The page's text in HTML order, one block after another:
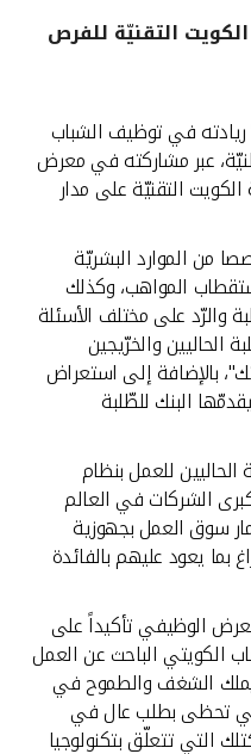
التقنيّة للفرص
ريادته في توظيف الشباب
عبر مشاركته في معرض
التقنيّة على مدار
من الموارد البشريّة
المواهب، وكذلك
والرّد على مختلف الأسئلة
الحاليين والخرّيجين
بالإضافة إلى استعراض
البنك للطّلبة
للعمل بنظام
الشركات في العالم
سوق العمل بجهوزية
بما يعود عليهم بالفائدة
الوظيفي تأكيداً على
الكويتي الباحث عن العمل
الشغف والطموح في
تحظى بطلب عال في
التي تتعلّق بتكنولوجيا